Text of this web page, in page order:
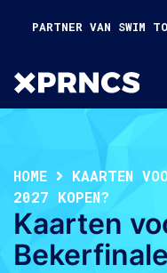
PARTNER VAN SWIM
HOME
KAARTEN
2027 KOPEN?
Kaarten